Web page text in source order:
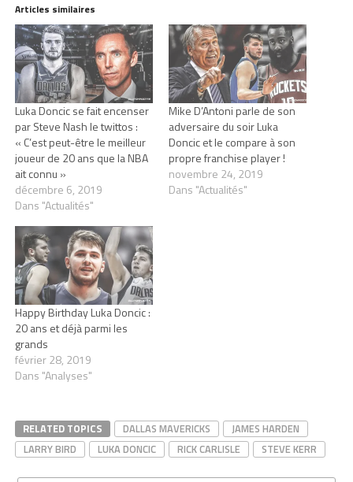
Articles similaires
Luka Doncic se fait encenser
par Steve Nash le twittos :
« C’est peut-être le meilleur
joueur de 20 ans que la NBA
ait connu »
décembre 6, 2019
Dans "Actualités"
Mike D’Antoni parle de son
adversaire du soir Luka
Doncic et le compare à son
propre franchise player !
novembre 24, 2019
Dans "Actualités"
Happy Birthday Luka Doncic :
20 ans et déjà parmi les
grands
février 28, 2019
Dans "Analyses"
RELATED TOPICS DALLAS MAVERICKS
JAMES HARDEN
LARRY BIRD
LUKA DONCIC RICK CARLISLE STEVE KERR